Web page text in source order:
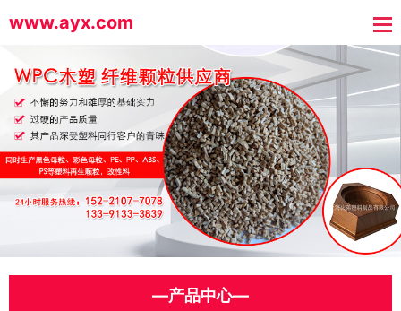
www.ayx.com
—产品中心—